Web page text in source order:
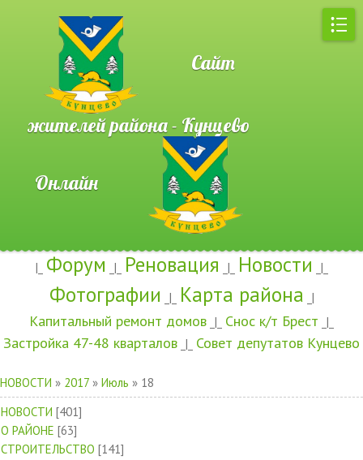
Сайт
жителей района - Кунцево
Онлайн
|_ Форум _|_ Реновация _|_ Новости _|_
Фотографии _|_ Карта района _|
Капитальный ремонт домов _|_ Снос к/т Брест _|_
Застройка 47-48 кварталов _|_ Совет депутатов Кунцево
НОВОСТИ » 2017 » Июль » 18
НОВОСТИ [401]
О РАЙОНЕ [63]
СТРОИТЕЛЬСТВО [141]